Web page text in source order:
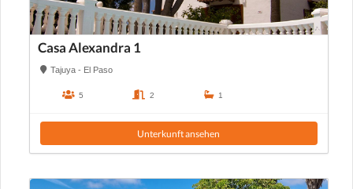
Casa Alexandra 1
Tajuya - El Paso
5 2 1
Unterkunft ansehen